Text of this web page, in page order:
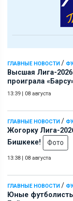
ГЛАВНЫЕ НОВОСТИ /
Высшая Лига-
проиграла
13:39 08 августа
ГЛАВНЫЕ НОВОСТИ /
Жогорку Лига-
Бишкеке!
Фото
13:38 08 августа
ГЛАВНЫЕ НОВОСТИ /
Юные